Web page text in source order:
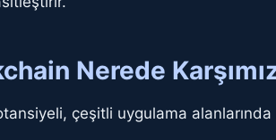
Nerede
çeşitli uygulama